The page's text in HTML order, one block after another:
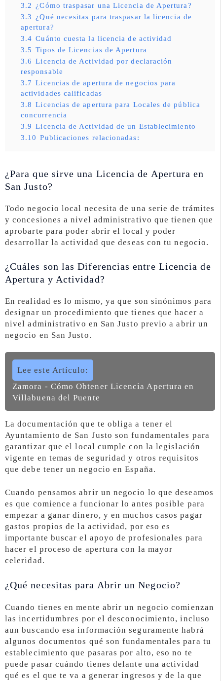
3.2 ¿Cómo traspasar una Licencia de Apertura?
3.3 ¿Qué necesitas para traspasar la licencia de
apertura?
3.4 Cuánto cuesta la licencia de actividad
3.5 Tipos de Licencias de Apertura
3.6 Licencia de Actividad por declaración
responsable
3.7 Licencias de apertura de negocios para
actividades calificadas
3.8 Licencias de apertura para Locales de pública
concurrencia
3.9 Licencia de Actividad de un Establecimiento
3.10 Publicaciones relacionadas:
¿Para que sirve una Licencia de Apertura en
San Justo?
Todo negocio local necesita de una serie de trámites
y concesiones a nivel administrativo que tienen que
aprobarte para poder abrir el local y poder
desarrollar la actividad que deseas con tu negocio.
¿Cuáles son las Diferencias entre Licencia de
Apertura y Actividad?
En realidad es lo mismo, ya que son sinónimos para
designar un procedimiento que tienes que hacer a
nivel administrativo en San Justo previo a abrir un
negocio en San Justo.
Lee este Artículo:
Zamora - Cómo Obtener Licencia Apertura en
Villabuena del Puente
La documentación que te obliga a tener el
Ayuntamiento de San Justo son fundamentales para
garantizar que el local cumple con la legislación
vigente en temas de seguridad y otros requisitos
que debe tener un negocio en España.
Cuando pensamos abrir un negocio lo que deseamos
es que comience a funcionar lo antes posible para
empezar a ganar dinero, y en muchos casos pagar
gastos propios de la actividad, por eso es
importante buscar el apoyo de profesionales para
hacer el proceso de apertura con la mayor
celeridad.
¿Qué necesitas para Abrir un Negocio?
Cuando tienes en mente abrir un negocio comienzan
las incertidumbres por el desconocimiento, incluso
aun buscando esa información seguramente habrá
algunos documentos qué son fundamentales para tu
establecimiento que pasaras por alto, eso no te
puede pasar cuándo tienes delante una actividad
qué es el que te va a generar ingresos y de la que